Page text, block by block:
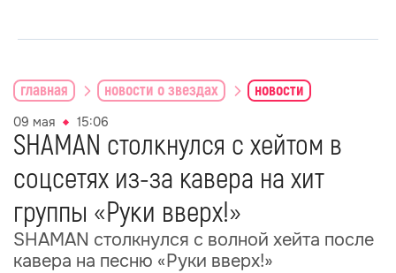
главная новости о звездах новости
09 мая 15:06
SHAMAN столкнулся с хейтом в
соцсетях из-за кавера на хит
группы «Руки вверх!»
SHAMAN столкнулся с волной хейта после
кавера на песню «Руки вверх!»